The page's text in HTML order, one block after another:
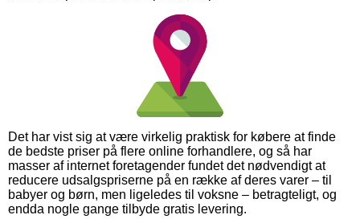
Det har vist sig at være virkelig praktisk for købere at finde
de bedste priser på flere online forhandlere, og så har
masser af internet foretagender fundet det nødvendigt at
reducere udsalgspriserne på en række af deres varer – til
babyer og børn, men ligeledes til voksne – betragteligt, og
endda nogle gange tilbyde gratis levering.